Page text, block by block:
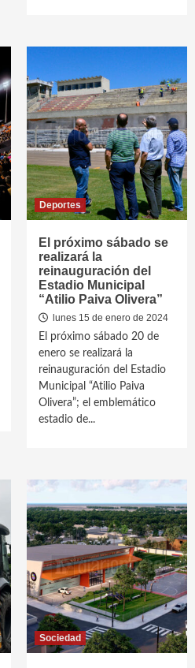
Deportes
El próximo sábado se
realizará la
reinauguración del
Estadio Municipal
“Atilio Paiva Olivera”
lunes 15 de enero de 2024
El próximo sábado 20 de
enero se realizará la
reinauguración del Estadio
Municipal “Atilio Paiva
Olivera”; el emblemático
estadio de...
Sociedad